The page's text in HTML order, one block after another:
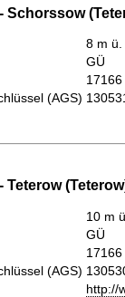
Schorssow
8 m ü.
GÜ
17166
(AGS)
Teterow
10 m
GÜ
17166
(AGS)
http://